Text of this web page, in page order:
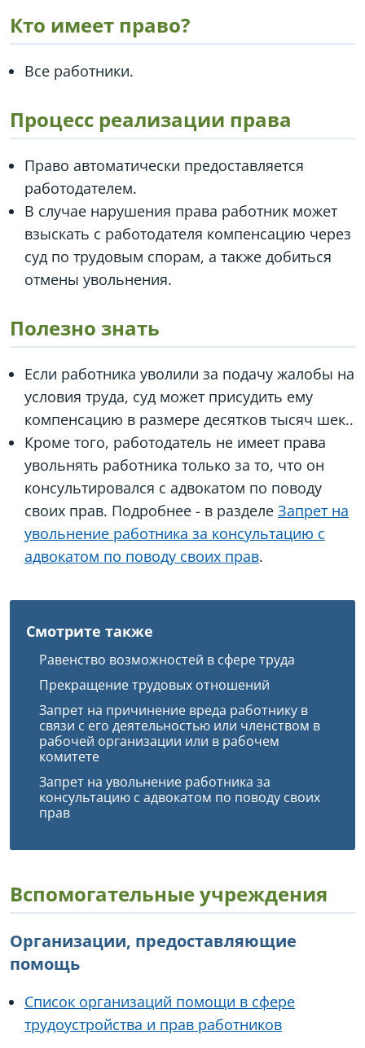
Кто имеет право?
Все работники.
Процесс реализации права
Право автоматически предоставляется
работодателем.
В случае нарушения права работник может
взыскать с работодателя компенсацию через
суд по трудовым спорам, а также добиться
отмены увольнения.
Полезно знать
Если работника уволили за подачу жалобы на
условия труда, суд может присудить ему
компенсацию в размере десятков тысяч шек..
Кроме того, работодатель не имеет права
увольнять работника только за то, что он
консультировался с адвокатом по поводу
своих прав. Подробнее - в разделе Запрет на
увольнение работника за консультацию с
адвокатом по поводу своих прав.
Смотрите также
Равенство возможностей в сфере труда
Прекращение трудовых отношений
Запрет на причинение вреда работнику в
связи с его деятельностью или членством в
рабочей организации или в рабочем
комитете
Запрет на увольнение работника за
консультацию с адвокатом по поводу своих
прав
Вспомогательные учреждения
Организации, предоставляющие
помощь
Список организаций помощи в сфере
трудоустройства и прав работников